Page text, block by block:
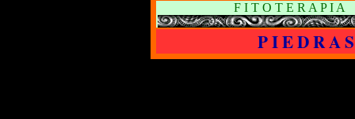
F I T O T E R A P I
P I E D R